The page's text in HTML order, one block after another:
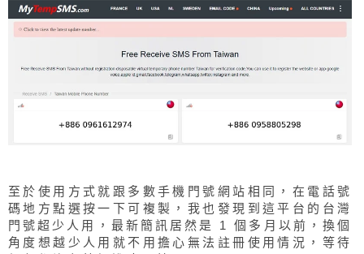
至於使用方式就跟多數手機門號網站相同，在電話號
碼地方點選按一下可複製，我也發現到這平台的台灣
門號超少人用，最新簡訊居然是 1 個多月以前，換個
角度想越少人用就不用擔心無法註冊使用情況，等待